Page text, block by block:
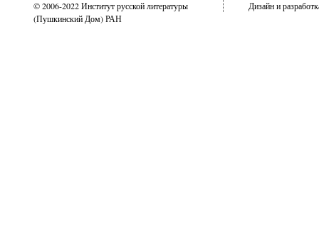
© 2006-2022 Институт русской литературы
(Пушкинский Дом) РАН
Дизайн и